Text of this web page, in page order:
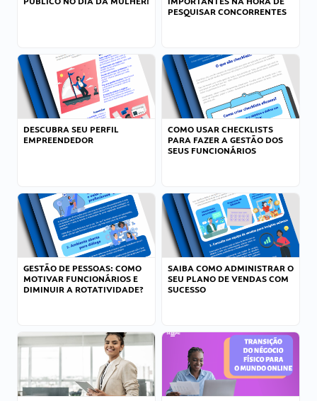
PESQUISAR CONCORRENTES
DESCUBRA SEU PERFIL
EMPREENDEDOR
COMO USAR CHECKLISTS
PARA FAZER A GESTÃO DOS
SEUS FUNCIONÁRIOS
GESTÃO DE PESSOAS: COMO
MOTIVAR FUNCIONÁRIOS E
DIMINUIR A ROTATIVIDADE?
SAIBA COMO ADMINISTRAR O
SEU PLANO DE VENDAS COM
SUCESSO